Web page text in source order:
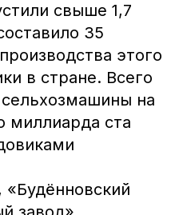
свыше 1,7
35
этого
в стране. Всего
на
миллиарда ста